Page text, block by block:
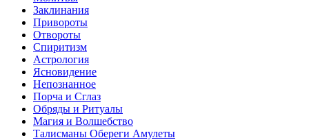
Заклинания
Привороты
Отвороты
Спиритизм
Астрология
Ясновидение
Непознанное
Порча и Сглаз
Обряды и Ритуалы
Магия и Волшебство
Талисманы Обереги Амулеты